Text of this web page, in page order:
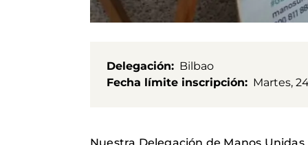
Delegación
Bilbao
Fecha límite inscripción
Martes,